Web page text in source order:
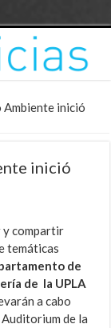
inició
inició
y compartir
temáticas
de
de la UPLA
a cabo
de la